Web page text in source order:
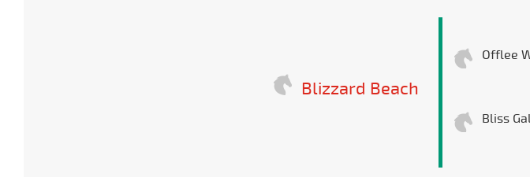
Blizzard Beach
Offlee
Bliss